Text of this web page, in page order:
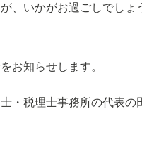
、いかがお過ごしでし
お知らせします。
・税理士事務所の代表